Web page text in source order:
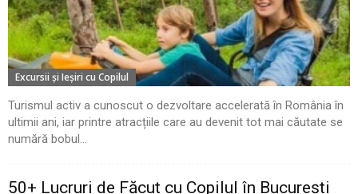
Excursii şi Ieşiri cu Copilul
Turismul activ a cunoscut o dezvoltare accelerată în România în
ultimii ani, iar printre atracțiile care au devenit tot mai căutate se
numără bobul...
50+ Lucruri de Făcut cu Copilul în București